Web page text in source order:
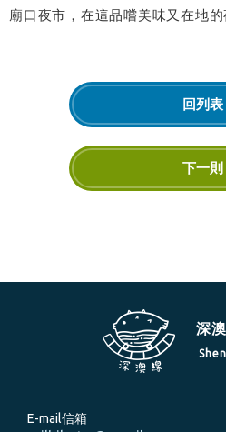
廟口夜市，在這品嚐美味又在地的
回列表
下一則
深
E-mail信箱